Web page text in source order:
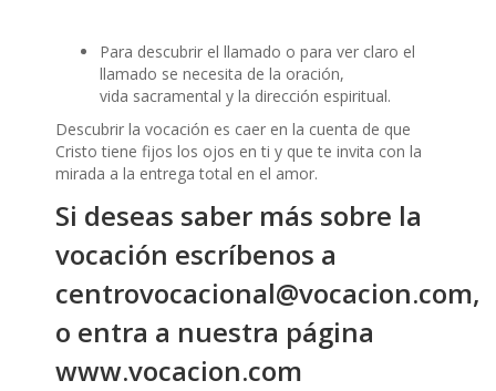
Para descubrir el llamado o para ver claro el
llamado se necesita de la oración,
vida sacramental y la dirección espiritual.
Descubrir la vocación es caer en la cuenta de que
Cristo tiene fijos los ojos en ti y que te invita con la
mirada a la entrega total en el amor.
Si deseas saber más sobre la
vocación escríbenos a
centrovocacional@vocacion.com,
o entra a nuestra página
www.vocacion.com